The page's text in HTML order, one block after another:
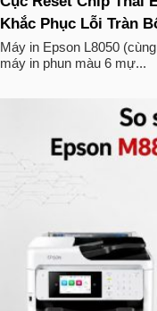
Khắc Phục Lỗi Tràn
Máy in Epson L8050
máy in phun màu 6 mự...